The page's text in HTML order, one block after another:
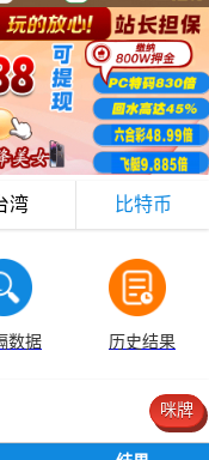
湾 比特币
数据 历史结果
咪牌